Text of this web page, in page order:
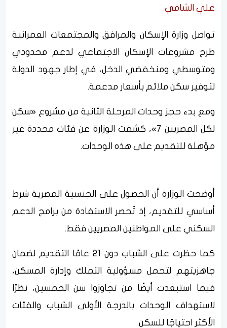
علي الشامي
تواصل وزارة الإسكان والمرافق والمجتمعات العمرانية
طرح مشروعات الإسكان الاجتماعي لدعم محدودي
ومتوسطي ومنخفضي الدخل، في إطار جهود الدولة
لتوفير سكن ملائم بأسعار مدعمة.
ومع بدء حجز وحدات المرحلة الثانية من مشروع «سكن
لكل المصريين 7»، كشفت الوزارة عن فئات محددة غير
مؤهلة للتقديم على هذه الوحدات.
أوضحت الوزارة أن الحصول على الجنسية المصرية شرط
أساسي للتقديم، إذ تُحصر الاستفادة من برامج الدعم
السكني على المواطنين المصريين فقط.
كما حظرت على الشباب دون 21 عامًا التقديم لضمان
جاهزيتهم لتحمل مسؤولية التملك وإدارة المسكن،
فيما استبعدت أيضًا من تجاوزوا سن الخمسين، نظرًا
لاستهداف الوحدات بالدرجة الأولى الشباب والفئات
الأكثر احتياجًا للسكن.